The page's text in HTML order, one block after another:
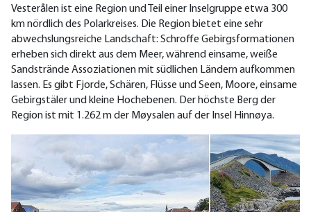
Vesterålen ist eine Region und Teil einer Inselgruppe etwa 300
km nördlich des Polarkreises. Die Region bietet eine sehr
abwechslungsreiche Landschaft: Schroffe Gebirgsformationen
erheben sich direkt aus dem Meer, während einsame, weiße
Sandstrände Assoziationen mit südlichen Ländern aufkommen
lassen. Es gibt Fjorde, Schären, Flüsse und Seen, Moore, einsame
Gebirgstäler und kleine Hochebenen. Der höchste Berg der
Region ist mit 1.262 m der Møysalen auf der Insel Hinnøya.